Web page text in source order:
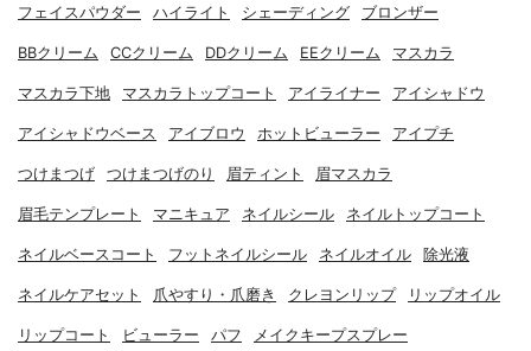
フェイスパウダー ハイライト シェーディング ブロンザー
BBクリーム CCクリーム DDクリーム EEクリーム マスカラ
マスカラ下地 マスカラトップコート アイライナー アイシャドウ
アイシャドウベース アイブロウ ホットビューラー アイプチ
つけまつげ つけまつげのり 眉ティント 眉マスカラ
眉毛テンプレート マニキュア ネイルシール ネイルトップコート
ネイルベースコート フットネイルシール ネイルオイル 除光液
ネイルケアセット 爪やすり・爪磨き クレヨンリップ リップオイル
リップコート ビューラー パフ メイクキープスプレー